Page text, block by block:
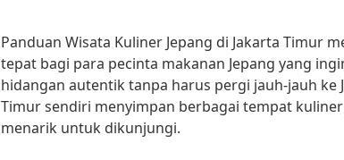
Panduan Wisata Kuliner Jepang di Jakarta Timur
tepat bagi para pecinta makanan Jepang yang
hidangan autentik tanpa harus pergi jauh-jauh ke
Timur sendiri menyimpan berbagai tempat kuliner
menarik untuk dikunjungi.